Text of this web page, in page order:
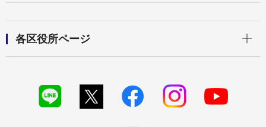
各区役所ページ